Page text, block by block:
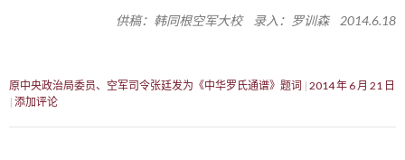
供稿：韩同根空军大校 录入：罗训森 2014.6.18
原中央政治局委员、空军司令张廷发为《中华罗氏通谱》题词 2014 年 6 月 21 日
添加评论